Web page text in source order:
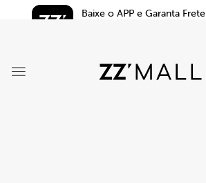
Baixe o APP e Garanta Frete